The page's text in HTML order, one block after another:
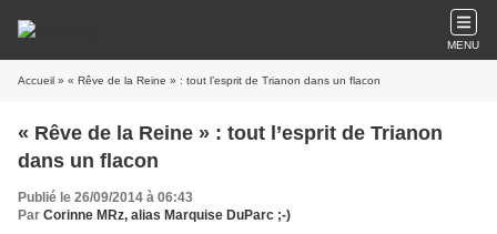
MENU
Accueil » « Rêve de la Reine » : tout l’esprit de Trianon dans un flacon
« Rêve de la Reine » : tout l’esprit de Trianon
dans un flacon
Publié le 26/09/2014 à 06:43
Par Corinne MRz, alias Marquise DuParc ;-)